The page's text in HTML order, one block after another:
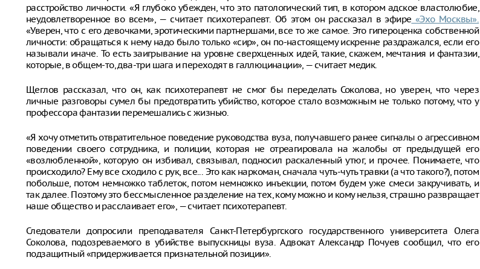
расстройство личности. «Я глубоко убежден, что это патологический тип, в котором адское властолюбие,
неудовлетворенное во всем», — считает психотерапевт. Об этом он рассказал в эфире «Эхо Москвы».
«Уверен, что с его девочками, эротическими партнершами, все то же самое. Это гипероценка собственной
личности: обращаться к нему надо было только «сир», он по-настоящему искренне раздражался, если его
называли иначе. То есть заигрывание на уровне сверхценных идей, такие, скажем, мечтания и фантазии,
которые, в общем-то, два-три шага и переходят в галлюцинации», — считает медик.
Щеглов рассказал, что он, как психотерапевт не смог бы переделать Соколова, но уверен, что через
личные разговоры сумел бы предотвратить убийство, которое стало возможным не только потому, что у
профессора фантазии перемешались с жизнью.
«Я хочу отметить отвратительное поведение руководства вуза, получавшего ранее сигналы о агрессивном
поведении своего сотрудника, и полиции, которая не отреагировала на жалобы от предыдущей его
«возлюбленной», которую он избивал, связывал, подносил раскаленный утюг, и прочее. Понимаете, что
происходило? Ему все сходило с рук, все... Это как наркоман, сначала чуть-чуть травки (а что такого?), потом
побольше, потом немножко таблеток, потом немножко инъекции, потом будем уже смеси закручивать, и
так далее. Поэтому это бессмысленное разделение на тех, кому можно и кому нельзя, страшно развращает
наше общество и расслаивает его», — считает психотерапевт.
Следователи допросили преподавателя Санкт-Петербургского государственного университета Олега
Соколова, подозреваемого в убийстве выпускницы вуза. Адвокат Александр Почуев сообщил, что его
подзащитный «придерживается признательной позиции».